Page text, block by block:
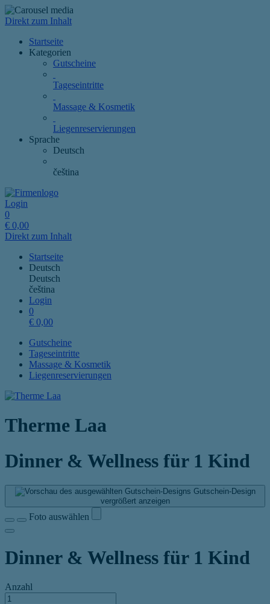
Direkt zum Inhalt
Startseite
Kategorien
Gutscheine
Tageseintritte
Massage & Kosmetik
Liegenreservierungen
Sprache
Deutsch
čeština
Login
0
€ 0,00
Direkt zum Inhalt
Startseite
Deutsch
Deutsch
čeština
Login
0
€ 0,00
Gutscheine
Tageseintritte
Massage & Kosmetik
Liegenreservierungen
Therme Laa
Dinner & Wellness für 1 Kind
Gutschein-Design
vergrößert anzeigen
Foto auswählen
Dinner & Wellness für 1 Kind
Anzahl